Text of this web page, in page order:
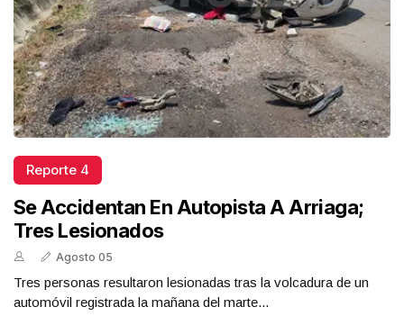
Reporte 4
Se Accidentan En Autopista A Arriaga;
Tres Lesionados
Agosto 05
Tres personas resultaron lesionadas tras la volcadura de un
automóvil registrada la mañana del marte...